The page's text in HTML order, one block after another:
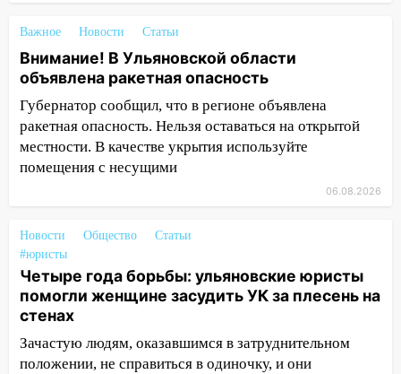
области
11:30 Кабмин РФ разрешил до 1 июля
2027 года импорт, выпуск и обращение
бензина Евро 2, Евро 3, Евро 4
11:12 Соцсети: на Рябикова автомобиль
врезался в забор
Где есть бензин в Ульяновске
10:16
Внимание! В Ульяновской области
объявлена ракетная опасность
10:00 В Старомайнском районе утонул
51-летний мужчина
09:50 В Ульяновске черный коршун
застрял в тепловозе
Важное Новости Статьи
Внимание! В Ульяновской области
объявлена ракетная опасность
Губернатор сообщил, что в регионе объявлена
ракетная опасность. Нельзя оставаться на открытой
местности. В качестве укрытия используйте
помещения с несущими
06.08.2026
Новости Общество
Статьи
#юристы
Четыре года борьбы: ульяновские юристы
помогли женщине засудить УК за плесень на
стенах
Зачастую людям, оказавшимся в затруднительном
положении, не справиться в одиночку, и они